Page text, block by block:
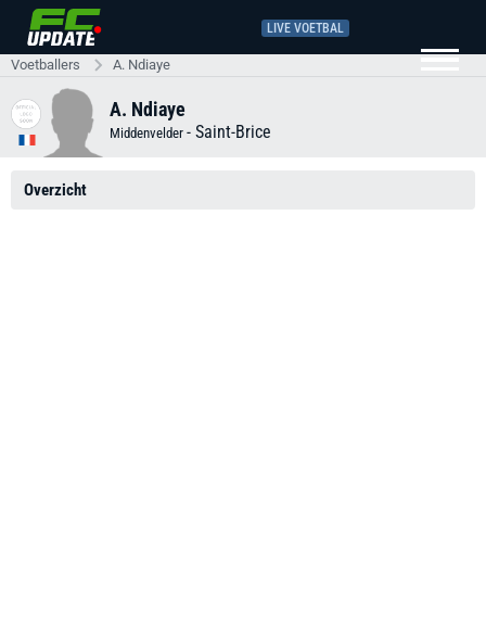
LIVE VOETBAL
Voetballers A. Ndiaye
A. Ndiaye
Middenvelder - Saint-Brice
Overzicht